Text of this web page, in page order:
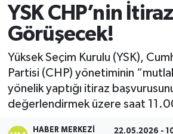
YSK CHP’nin
Görüşecek!
Yüksek Seçim Kurulu (YSK),
Partisi (CHP) yönetiminin
yönelik yaptığı itiraz
değerlendirmek üzere saat
HABER MERKEZI 22.05.2026 -
Biyografi
Çevre
Diğer
Dünya
Eğitim
Ankara Trafik Yoğunluk
Süper Lig Puan Durumu ve
Tüm Manşetler
Son Dakika Haberleri
Haber Arşivi